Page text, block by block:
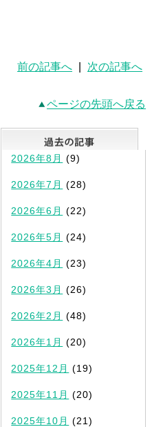
前の記事へ 次の記事へ
ページの先頭へ戻る
最新記事一覧
2026年8月 (9)
2026年7月 (28)
2026年6月 (22)
2026年5月 (24)
2026年4月 (23)
2026年3月 (26)
2026年2月 (48)
2026年1月 (20)
2025年12月 (19)
2025年11月 (20)
2025年10月 (21)